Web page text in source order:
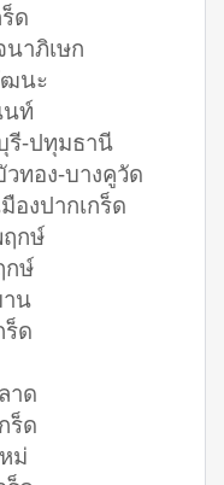
ด
าภิเษก
ฒนะ
ท์
รี-ปทุมธานี
ทอง-บางคูวัด
องปากเกร็ด
กษ์
กษ์
น
ด
าด
ร็ด
ม่